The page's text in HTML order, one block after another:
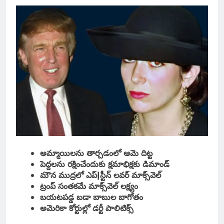
అమ్మాయిలను తార్చడంలో ఆమె దిట్ట
పెద్దలను రక్షించేందుకు క్షమాభిక్షకు డిమాండ్
మౌన ముద్రలో ఎప్|స్టీన్ లవర్ మాక్స్‌వెల్
ట్రంప్ సంతకమే మాక్స్‌వెల్ లక్ష్యం
బయటపడ్డ బడా బాబుల బాగోతం
అమెరికా కోర్టుల్లో డర్టీ పాలిటిక్స్